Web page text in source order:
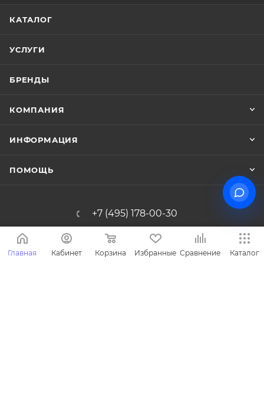
КАТАЛОГ
УСЛУГИ
БРЕНДЫ
КОМПАНИЯ
ИНФОРМАЦИЯ
ПОМОЩЬ
+7 (495) 178-00-30
Info@miasinopt.ru
Москва, Огородный пр., 16/1с4, оф.
Главная Кабинет Корзина Избранные Сравнение Каталог